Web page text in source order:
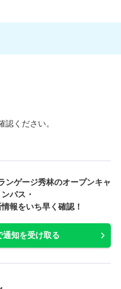
認ください。
ンゲージ秀林のオープンキャ
ンパス・
報をいち早く確認！
通知を受け取る